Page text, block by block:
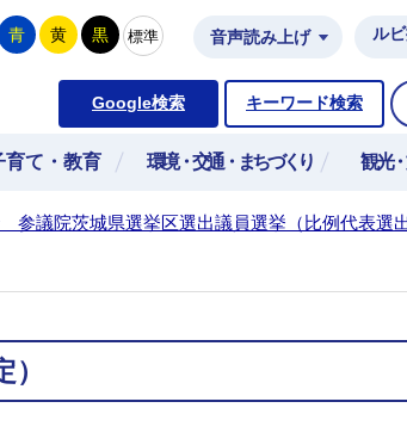
ージ
青 黄 黒 標準 音声読み上げ ル
Google検索 キーワード検索
育て・教育 環境・交通・まちづくり 観光
参議院茨城県選挙区選出議員選挙（比例代表選